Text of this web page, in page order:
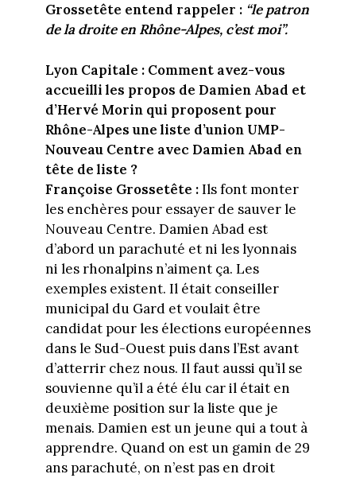
Grossetête entend rappeler : “le patron
de la droite en Rhône-Alpes, c’est moi”.
Lyon Capitale : Comment avez-vous
accueilli les propos de Damien Abad et
d’Hervé Morin qui proposent pour
Rhône-Alpes une liste d’union UMP-
Nouveau Centre avec Damien Abad en
tête de liste ?
Françoise Grossetête :Ils font monter
les enchères pour essayer de sauver le
Nouveau Centre. Damien Abad est
d’abord un parachuté et ni les lyonnais
ni les rhonalpins n’aiment ça. Les
exemples existent. Il était conseiller
municipal du Gard et voulait être
candidat pour les élections européennes
dans le Sud-Ouest puis dans l’Est avant
d’atterrir chez nous. Il faut aussi qu’il se
souvienne qu’il a été élu car il était en
deuxième position sur la liste que je
menais. Damien est un jeune qui a tout à
apprendre. Quand on est un gamin de 29
ans parachuté, on n’est pas en droit